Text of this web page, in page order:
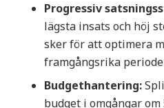
Progressiv
lägsta insats och höj
sker för att optimera
framgångsrika
Budgethantering:
budget i omgångar